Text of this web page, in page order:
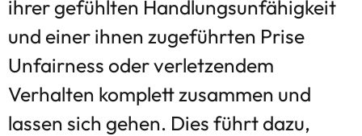
ihrer gefühlten Handlungsunfähigkeit
und einer ihnen zugeführten Prise
Unfairness oder verletzendem
Verhalten komplett zusammen und
lassen sich gehen. Dies führt dazu,